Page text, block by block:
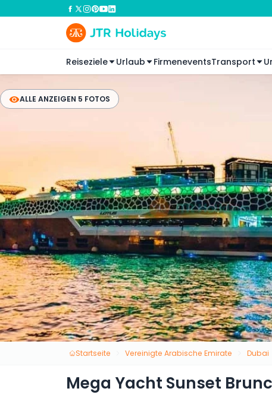
Reiseziele Urlaub FirmeneventsTransport
ALLE ANZEIGEN 5 FOTOS
Startseite Vereinigte Arabische Emirate Dubai
Mega Yacht Sunset